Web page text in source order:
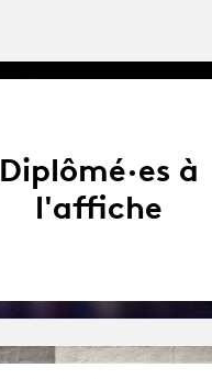
Diplômé·es à
l'affiche